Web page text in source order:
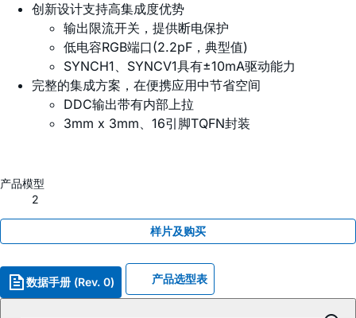
创新设计支持高集成度优势
输出限流开关，提供断电保护
低电容RGB端口(2.2pF，典型值)
SYNCH1、SYNCV1具有±10mA驱动能力
完整的集成方案，在便携应用中节省空间
DDC输出带有内部上拉
3mm x 3mm、16引脚TQFN封装
产品模型
2
样片及购买
数据手册 (Rev. 0) 产品选型表